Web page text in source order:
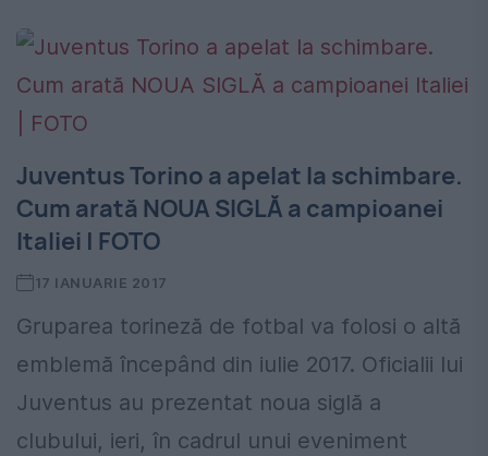
Juventus Torino a apelat la schimbare.
Cum arată NOUA SIGLĂ a campioanei
Italiei | FOTO
17 IANUARIE 2017
Gruparea torineză de fotbal va folosi o altă
emblemă începând din iulie 2017. Oficialii lui
Juventus au prezentat noua siglă a
clubului, ieri, în cadrul unui eveniment